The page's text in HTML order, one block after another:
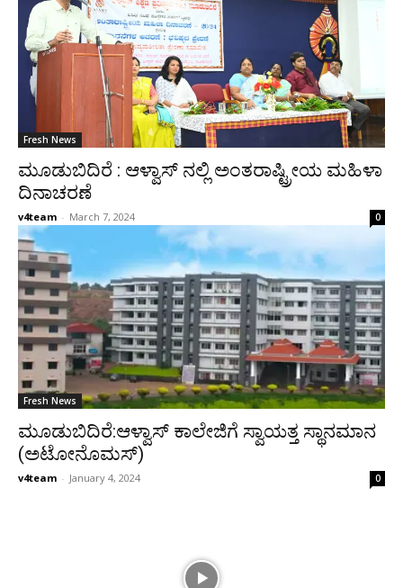
Fresh News
ಮೂಡುಬಿದಿರೆ : ಆಳ್ವಾಸ್ ನಲ್ಲಿ ಅಂತರಾಷ್ಟ್ರೀಯ ಮಹಿಳಾ
ದಿನಾಚರಣೆ
v4team - March 7, 2024 0
Fresh News
ಮೂಡುಬಿದಿರೆ:ಆಳ್ವಾಸ್ ಕಾಲೇಜಿಗೆ ಸ್ವಾಯತ್ತ ಸ್ಥಾನಮಾನ
(ಅಟೋನೊಮಸ್)
v4team - January 4, 2024 0